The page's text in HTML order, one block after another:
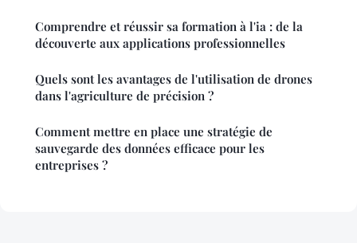
Comprendre et réussir sa formation à l'ia : de la
découverte aux applications professionnelles
Quels sont les avantages de l'utilisation de drones
dans l'agriculture de précision ?
Comment mettre en place une stratégie de
sauvegarde des données efficace pour les
entreprises ?